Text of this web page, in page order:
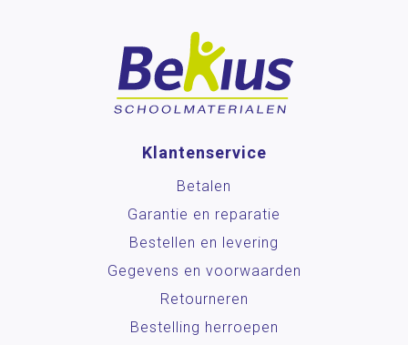
Klantenservice
Betalen
Garantie en reparatie
Bestellen en levering
Gegevens en voorwaarden
Retourneren
Bestelling herroepen